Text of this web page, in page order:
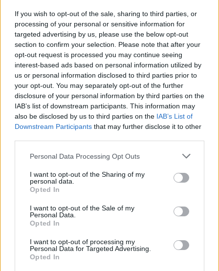
If you wish to opt-out of the sale, sharing to third parties, or
processing of your personal or sensitive information for
targeted advertising by us, please use the below opt-out
section to confirm your selection. Please note that after your
opt-out request is processed you may continue seeing
interest-based ads based on personal information utilized by
us or personal information disclosed to third parties prior to
your opt-out. You may separately opt-out of the further
disclosure of your personal information by third parties on the
IAB’s list of downstream participants. This information may
also be disclosed by us to third parties on the IAB’s List of
Downstream Participants that may further disclose it to other
Please note that this website/app uses one or more Google
not limited to your visit or usage behaviour. You may click to
grant or deny consent to Google and its third-party tags to
use your data for below specified purposes in below Google
consent section.
Personal Data Processing Opt Outs
I want to opt-out of the Sharing of my
personal data.
Opted In
I want to opt-out of the Sale of my
Personal Data.
Opted In
I want to opt-out of processing my
Personal Data for Targeted Advertising.
Opted In
nel centro storico, le ex scuderie e laVilla Gandini
con il suo parco botanico, dove si trovano alberi
secolari che creano un ambiente ideale per
prolungare la giornata culturale. A breve distanza,
la frazione di Priorato conserva una lunga storia
monastica che completa il quadro di un territorio
ricco di stimoli per ogni tipo di visitatore.
Martina Marchesi ha guidato la squadra che
sostenendo una linea editoriale basata
sull'analisi documentale. Vicedirettrice, porta
mappa manoscritta dei rioni fiorentini nella sua
agenda.